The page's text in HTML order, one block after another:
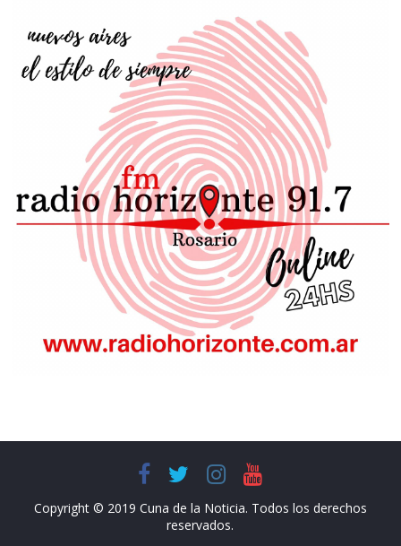
Copyright © 2019 Cuna de la Noticia. Todos los derechos
reservados.